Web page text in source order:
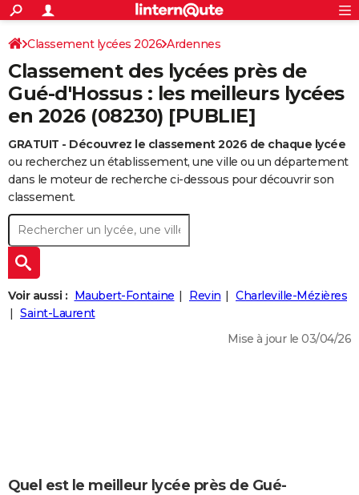
ACTUALITÉS
Politique
Société
Faits Divers
Education
Monde
Villes
+
SPORT
Coupe du monde 2026
Football
Tennis
Cyclisme
Rugby
Forum
CULTURE
Programme TV
TNT
Streaming
Cinéma
Sorties cinéma
Musique
+
FINANCE
Retraite
Impôts
Epargne
Immobilier
Risques naturels par ville
Banque
Assurance
Crédit
AUTO
Essais
Réserver un essai
Citadines
Berlines
SUV
Forum auto
+
HIGH-TECH
BRICOLAGE
Forum
Aménagement intérieur
Extérieur
Cuisine
Salle de bains
Jardinage
Rangement
+WEEK-END
Guides de France
Escapades
Patrimoine
Expositions
Musées
Week-end nature
+
LIFESTYLE
Art de vivre
Bien-être
Loisirs
Mode
Modes de vie
SANTE
S'inscrire
Connexion
Classement lycées 2026 Ardennes
Classement des lycées près de
Gué-d'Hossus : les meilleurs lycées
en 2026 (08230) [PUBLIE]
GRATUIT - Découvrez le classement 2026 de chaque lycée
ou recherchez un établissement, une ville ou un département
dans le moteur de recherche ci-dessous pour découvrir son
classement.
Voir aussi : Maubert-Fontaine Revin
Charleville-Mézières
Saint-Laurent
Mise à jour le 03/04/26
Quel est le meilleur lycée près de Gué-